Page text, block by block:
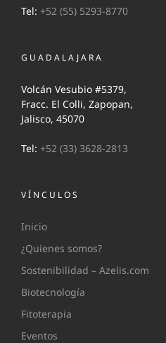
Tel: +52 (55) 5293-8770
GUADALAJARA
Volcán Vesubio #5379,
Fracc. El Colli, Zapopan,
Jalisco, 45070
Tel: +52 (33) 3628-2813
VÍNCULOS
Inicio
¿Quienes somos?
Sostenibilidad – Azelis.com
Biotecnología
Fitoterapia
Eventos